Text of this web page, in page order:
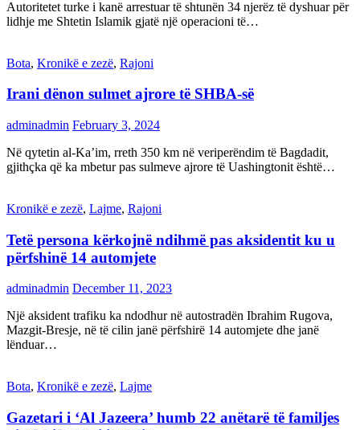
Autoritetet turke i kanë arrestuar të shtunën 34 njerëz të dyshuar për
lidhje me Shtetin Islamik gjatë një operacioni të…
Bota, Kronikë e zezë, Rajoni
Irani dënon sulmet ajrore të SHBA-së
adminadmin February 3, 2024
Në qytetin al-Ka’im, rreth 350 km në veriperëndim të Bagdadit,
gjithçka që ka mbetur pas sulmeve ajrore të Uashingtonit është…
Kronikë e zezë, Lajme, Rajoni
Tetë persona kërkojnë ndihmë pas aksidentit ku u
përfshinë 14 automjete
adminadmin December 11, 2023
Një aksident trafiku ka ndodhur në autostradën Ibrahim Rugova,
Mazgit-Bresje, në të cilin janë përfshirë 14 automjete dhe janë
lënduar…
Bota, Kronikë e zezë, Lajme
Gazetari i ‘Al Jazeera’ humb 22 anëtarë të familjes